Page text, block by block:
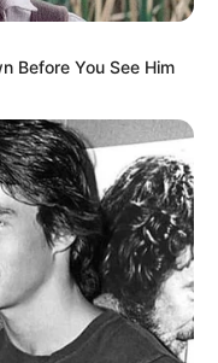
Balas
yang wajib ditandai*
Before You See Him